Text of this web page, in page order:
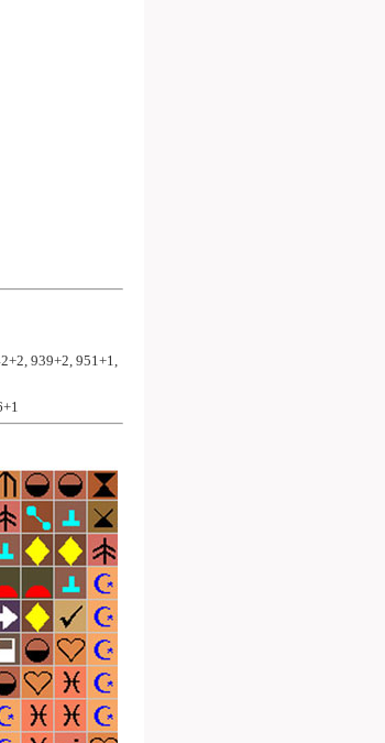
939+2, 951+1,